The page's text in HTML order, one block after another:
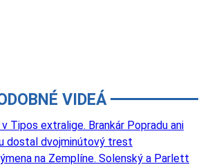
VIDEÁ
Tipos extralige. Brankár Popradu ani
dostal dvojminútový trest
na Zemplíne. Solenský a Parlett